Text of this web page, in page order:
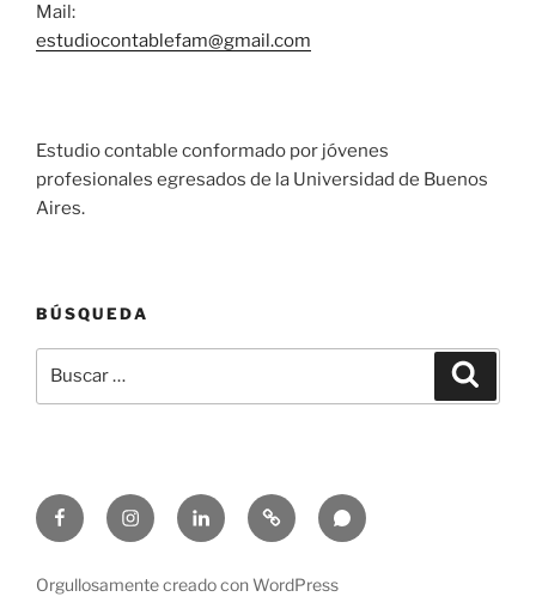
Mail:
estudiocontablefam@gmail.com
Estudio contable conformado por jóvenes
profesionales egresados de la Universidad de Buenos
Aires.
BÚSQUEDA
por:
FacebookInstagramLinkedinEmail Whatsapp
Orgullosamente creado con WordPress